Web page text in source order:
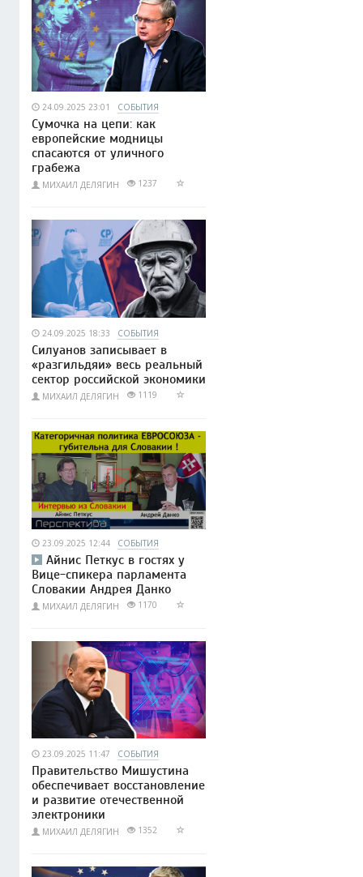
24.09.2025 23:01 СОБЫТИЯ
Сумочка на цепи: как
европейские модницы
спасаются от уличного
грабежа
МИХАИЛ ДЕЛЯГИН 1237
24.09.2025 18:33 СОБЫТИЯ
Силуанов записывает в
«разгильдяи» весь реальный
сектор российской экономики
МИХАИЛ ДЕЛЯГИН 1119
23.09.2025 12:44 СОБЫТИЯ
Айнис Петкус в гостях у
Вице-спикера парламента
Словакии Андрея Данко
МИХАИЛ ДЕЛЯГИН 1170
23.09.2025 11:47 СОБЫТИЯ
Правительство Мишустина
обеспечивает восстановление
и развитие отечественной
электроники
МИХАИЛ ДЕЛЯГИН 1352